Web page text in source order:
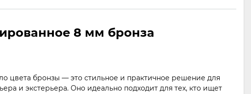
8 мм бронза
цвета бронзы — это стильное и практичное решение для
и экстерьера. Оно идеально подходит для тех, кто ищет